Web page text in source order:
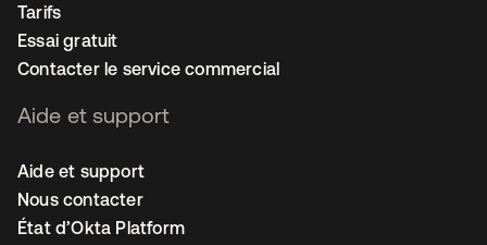
Tarifs
Essai gratuit
Contacter le service commercial
Aide et support
Aide et support
Nous contacter
État d’Okta Platform